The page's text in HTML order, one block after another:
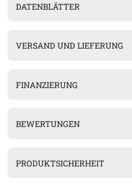
DATENBLÄTTER
VERSAND UND LIEFERUNG
FINANZIERUNG
BEWERTUNGEN
PRODUKTSICHERHEIT